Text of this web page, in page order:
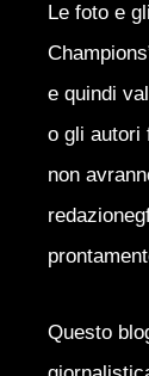
Le foto e
e quindi
o gli autori
non
Questo